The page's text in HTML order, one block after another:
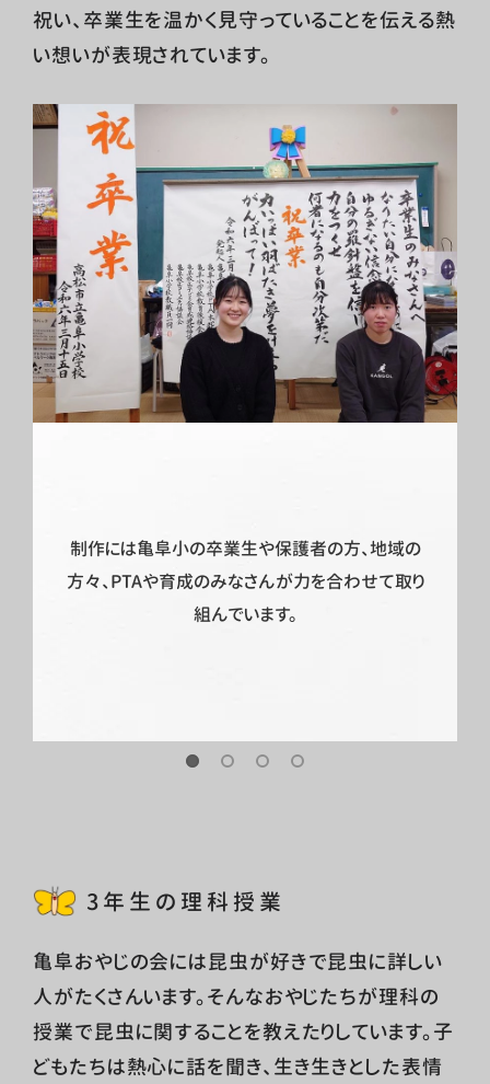
制作には亀阜小の卒業生や保護者の方、地域の
方々、PTAや育成のみなさんが力を合わせて取り
組んでいます。
祝い、卒業生を温かく見守っていることを伝える熱
い想いが表現されています。
3年生の理科授業
亀阜おやじの会には昆虫が好きで昆虫に詳しい
人がたくさんいます。そんなおやじたちが理科の
授業で昆虫に関することを教えたりしています。子
どもたちは熱心に話を聞き、生き生きとした表情